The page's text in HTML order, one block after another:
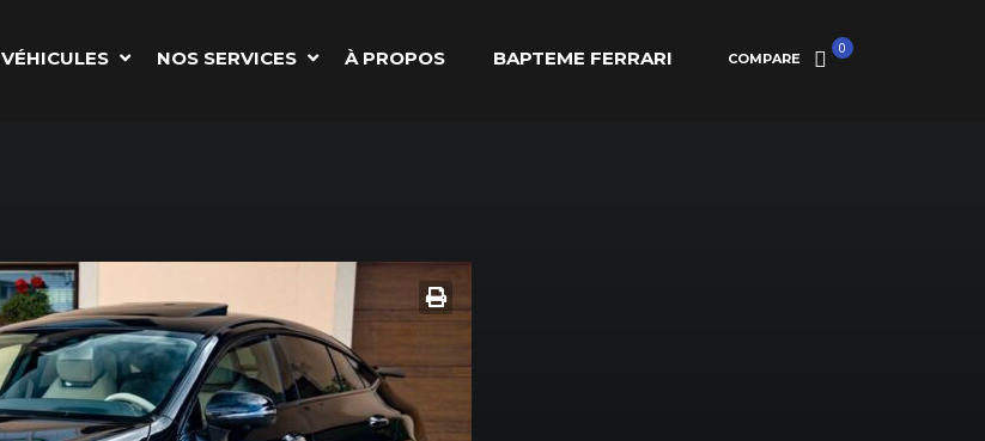
COMPARE
0
VÉHICULES NOS SERVICES À PROPOS BAPTEME FERRARI